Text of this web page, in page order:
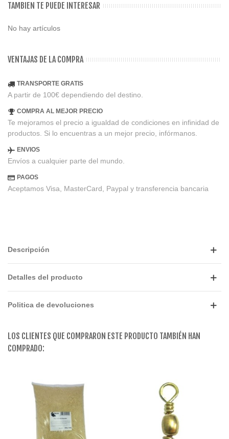
TAMBIEN TE PUEDE INTERESAR
No hay artículos
VENTAJAS DE LA COMPRA
TRANSPORTE GRATIS
A partir de 100€ dependiendo del destino.
COMPRA AL MEJOR PRECIO
Te mejoramos el precio a igualdad de condiciones en infinidad de
productos. Si lo encuentras a un mejor precio, infórmanos.
ENVIOS
Envíos a cualquier parte del mundo.
PAGOS
Aceptamos Visa, MasterCard, Paypal y transferencia bancaria
Descripción
Detalles del producto
Politica de devoluciones
LOS CLIENTES QUE COMPRARON ESTE PRODUCTO TAMBIÉN HAN
COMPRADO: